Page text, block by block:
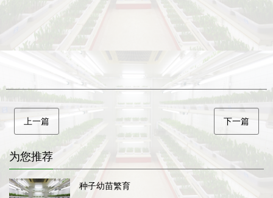
上一篇 下一篇
为您推荐
种子幼苗繁育